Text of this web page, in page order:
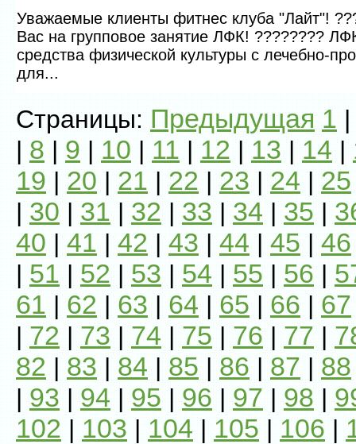
Уважаемые клиенты фитнес клуба "Лайт"!
Вас на групповое занятие ЛФК! ????????
средства физической культуры с лечебно-
для...
Страницы:Предыдущая 1
|8|9|10|11|12|13|14|
19|20|21|22|23|24|25
|30|31|32|33|34|35|
40|41|42|43|44|45|46
|51|52|53|54|55|56|
61|62|63|64|65|66|67
|72|73|74|75|76|77|
82|83|84|85|86|87|88
|93|94|95|96|97|98|
102|103|104|105|106|